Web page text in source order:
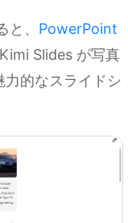
、 PowerPoint
Slides が写真
力的なスライドシ